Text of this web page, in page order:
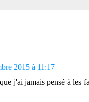
2015 à 11:17
j'ai jamais pensé à les